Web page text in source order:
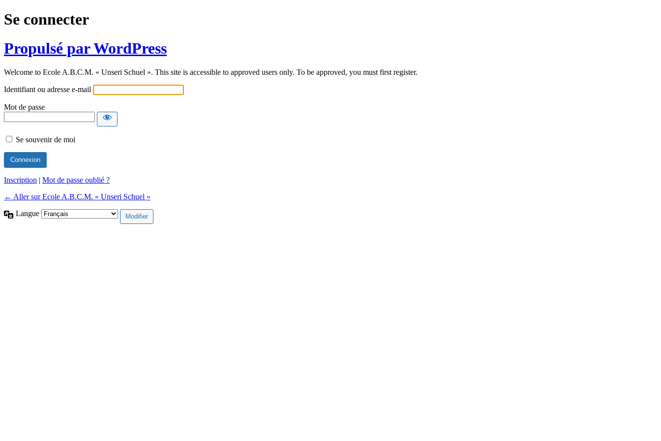
Se connecter
Propulsé par WordPress
Welcome to Ecole A.B.C.M. « Unseri Schuel ». This site is accessible to approved users only. To be approved, you must first register.
Identifiant ou adresse e-mail
Mot de passe
Se souvenir de moi
Inscription | Mot de passe oublié ?
← Aller sur Ecole A.B.C.M. « Unseri Schuel »
Langue